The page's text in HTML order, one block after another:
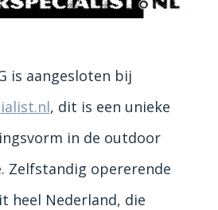
is aangesloten bij
, dit is een unieke
in de outdoor
Zelfstandig opererende
heel Nederland, die